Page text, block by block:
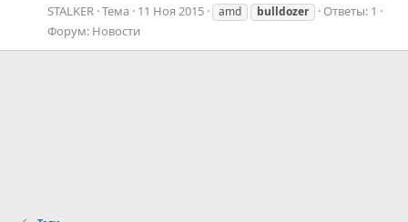
STALKER Тема 11 Ноя 2015 amd bulldozer
Ответы: 1
Форум: Новости